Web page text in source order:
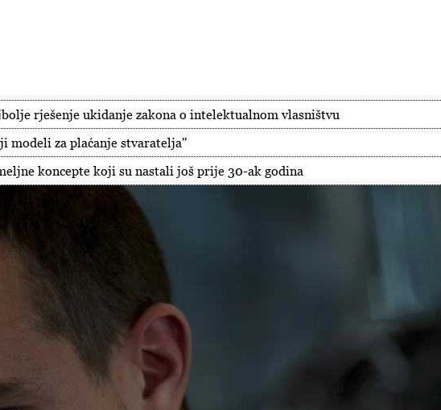
rješenje ukidanje zakona o intelektualnom vlasništvu
modeli za plaćanje stvaratelja"
koncepte koji su nastali još prije 30-ak godina